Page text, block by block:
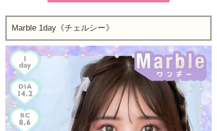
Marble 1day《チェルシー》